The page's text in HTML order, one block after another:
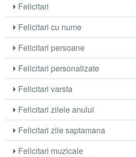
Felicitari
Felicitari cu nume
Felicitari persoane
Felicitari personalizate
Felicitari varsta
Felicitari zilele anului
Felicitari zile saptamana
Felicitari muzicale